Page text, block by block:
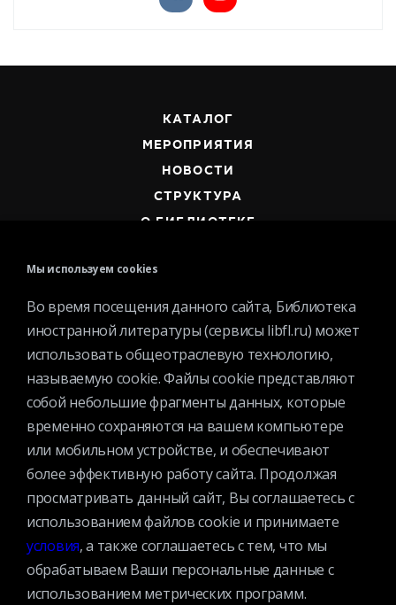
КАТАЛОГ
МЕРОПРИЯТИЯ
НОВОСТИ
СТРУКТУРА
О БИБЛИОТЕКЕ
Контактная информация
Вакансии
Услуги
История библиотеки
Спецпроекты
Премии
Официальные документы
Противодействие коррупции
Противодействие экстремизму
Ученый совет
Мы используем cookies
Во время посещения данного сайта, Библиотека
иностранной литературы (сервисы libfl.ru) может
использовать общеотраслевую технологию,
называемую cookie. Файлы cookie представляют
собой небольшие фрагменты данных, которые
временно сохраняются на вашем компьютере
или мобильном устройстве, и обеспечивают
более эффективную работу сайта. Продолжая
просматривать данный сайт, Вы соглашаетесь с
использованием файлов cookie и принимаете
условия, а также соглашаетесь с тем, что мы
обрабатываем Ваши персональные данные с
использованием метрических программ.